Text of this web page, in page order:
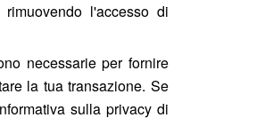
l'accesso di
necessarie per fornire
la tua transazione. Se
sulla privacy di